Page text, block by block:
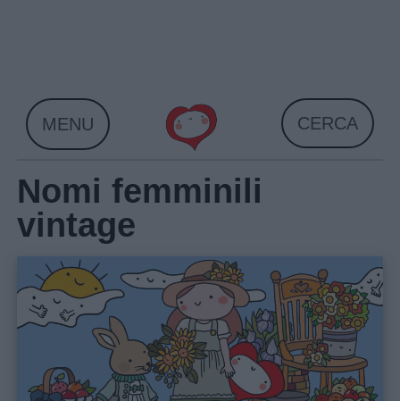
MENU CERCA
Nomi femminili
vintage